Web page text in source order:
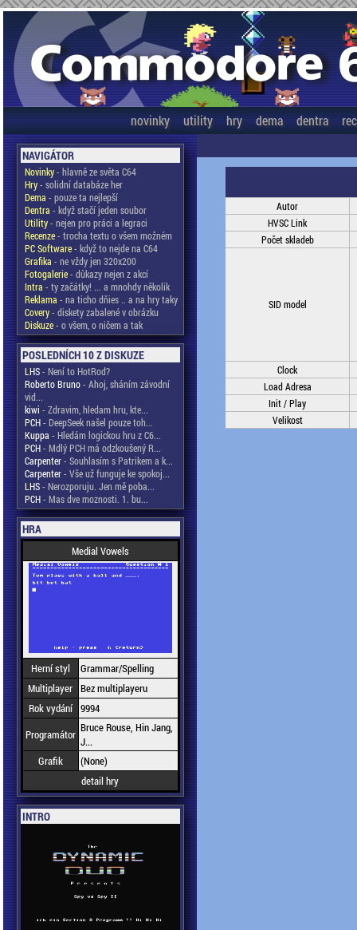
novinky utility hry dema dentra
NAVIGÁTOR
Novinky- hlavně ze světa C64
Hry- solidní databáze her
Dema - pouze ta nejlepší
Dentra - když stačí jeden soubor
Utility- nejen pro práci a legraci
Recenze- trocha textu o všem možném
PC Software- když to nejde na C64
Grafika - ne vždy jen 320x200
Fotogalerie- důkazy nejen z akcí
Intra - ty začátky! ... a mnohdy několik
Reklama - na ticho dňies .. a na hry taky
Covery- diskety zabalené v obrázku
Diskuze- o všem, o ničem a tak
POSLEDNÍCH 10 Z DISKUZE
LHS- Není to HotRod?
Roberto Bruno- Ahoj, sháním závodní
vid...
kiwi - Zdravim, hledam hru, kte...
PCH- DeepSeek našel pouze toh...
Kuppa - Hledám logickou hru z C6...
PCH- Mdlý PCH má odzkoušený R...
Carpenter- Souhlasím s Patrikem a k...
Carpenter- Vše už funguje ke spokoj...
LHS- Nerozporuju. Jen mě poba...
PCH- Mas dve moznosti. 1. bu...
HRA
Medial Vowels
Herní styl
Grammar/Spelling
Multiplayer Bez multiplayeru
Rok vydání 9994
Programátor Bruce Rouse, Hin Jang,
J...
Grafik
(None)
detail hry
INTRO
Autor
HVSC Link
Počet skladeb
SID model
Clock
Load Adresa
Init / Play
Velikost